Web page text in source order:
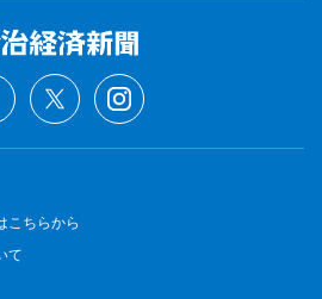
こちらから
て